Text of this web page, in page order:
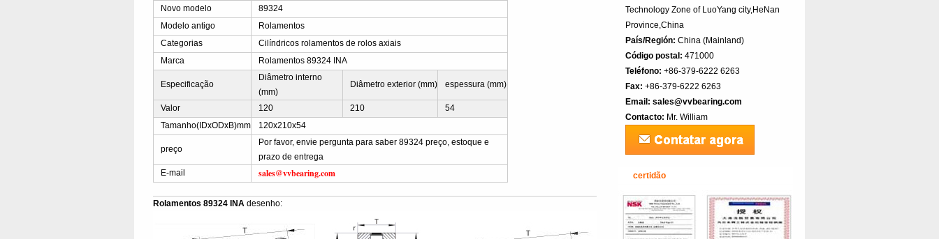
Novo modelo
89324
Modelo antigo
Rolamentos
Categorias
Cilíndricos rolamentos de rolos axiais
Marca
Rolamentos 89324 INA
Especificação
Diâmetro interno
(mm)
Diâmetro exterior (mm) espessura (mm)
Valor 120 210
54
Tamanho(IDxODxB)mm
120x210x54
preço
Por favor, envie pergunta para saber 89324 preço, estoque e
prazo de entrega
E-mail
sales@vvbearing.com
Rolamentos 89324 INA desenho:
Technology Zone of LuoYang city,HeNan
Province,China
País/Región: China (Mainland)‎
Código postal: 471000
Teléfono: +86-379-6222 6263
Fax: +86-379-6222 6263
Email: sales@vvbearing.com
Contacto: Mr. William
certidão